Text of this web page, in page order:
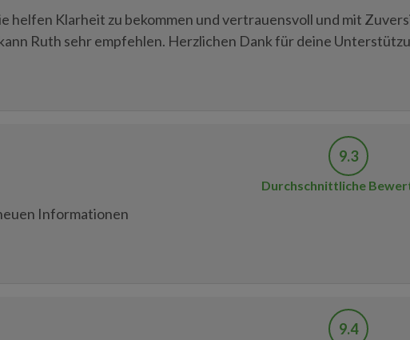
helfen Klarheit zu bekommen und vertrauensvoll und mit
Ruth sehr empfehlen. Herzlichen Dank für deine
9.3
Durchschnittliche
Informationen
9.4